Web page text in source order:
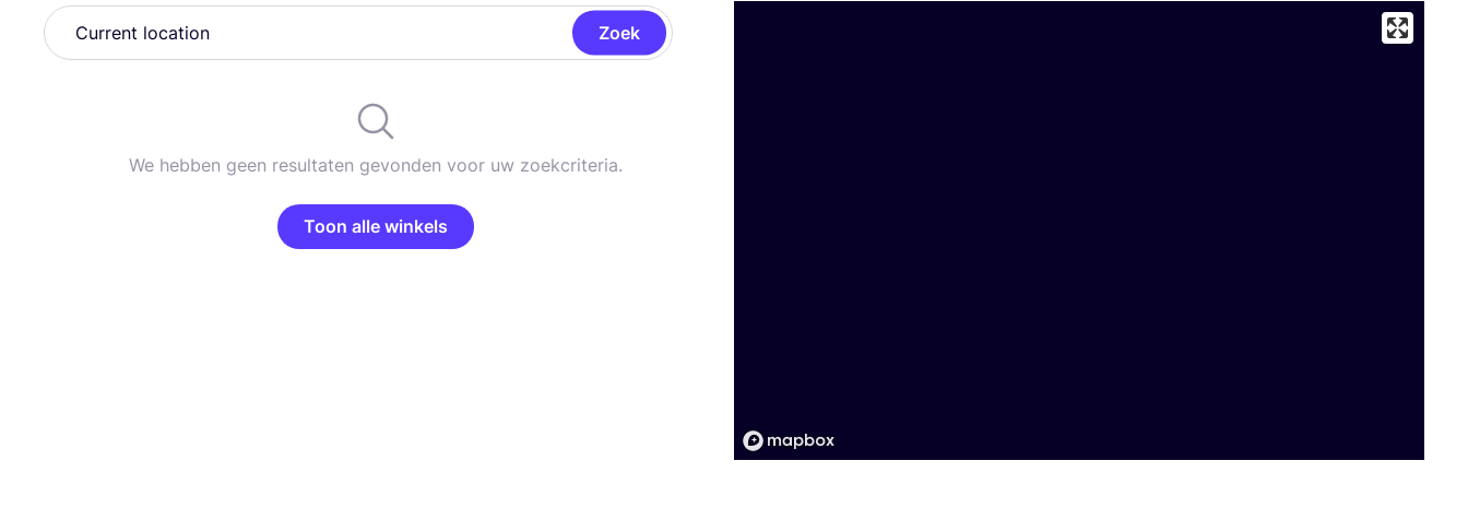
Zoek
We hebben geen resultaten gevonden voor uw zoekcriteria.
Toon alle winkels